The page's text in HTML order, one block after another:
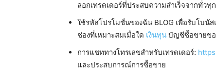
ลอกเทรดเดอร์ที่ประสบความสำเร็จจากทั่วทุ
ใช้รหัสโปรโมชั่นของฉัน BLOG เพื่อรับโบนั
ช่องที่เหมาะสมเมื่อใด เงินทุน บัญชีซื้อขายข
การแชททางโทรเลขสำหรับเทรดเดอร์:
และประสบการณ์การซื้อขาย